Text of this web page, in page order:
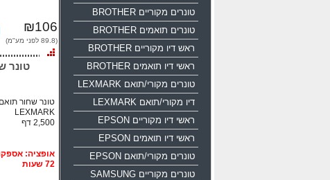
₪106
(89.8 לפני מע"מ)
LEXMARK
2,500 דף
72 שעות
טונרים מקוריים BROTHER
טונרים תואמים BROTHER
ראש דיו מקוריים BROTHER
ראשי דיו תואמים BROTHER
טונרים מקורי/תואם LEXMARK
דיו מקורי/תואם LEXMARK
ראשי דיו מקוריים EPSON
ראשי דיו תואמים EPSON
טונרים מקורי/תואם EPSON
טונרים מקוריים SAMSUNG